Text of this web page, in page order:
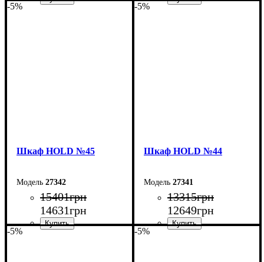
-5%
Шкаф НOLD №45
27342
15401грн
14631грн
-5%
Шкаф НOLD №44
27341
13315грн
12649грн
-5% -5%